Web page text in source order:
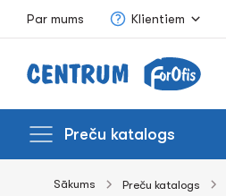
Par mums Klientiem
Preču katalogs
Sākums Preču katalogs